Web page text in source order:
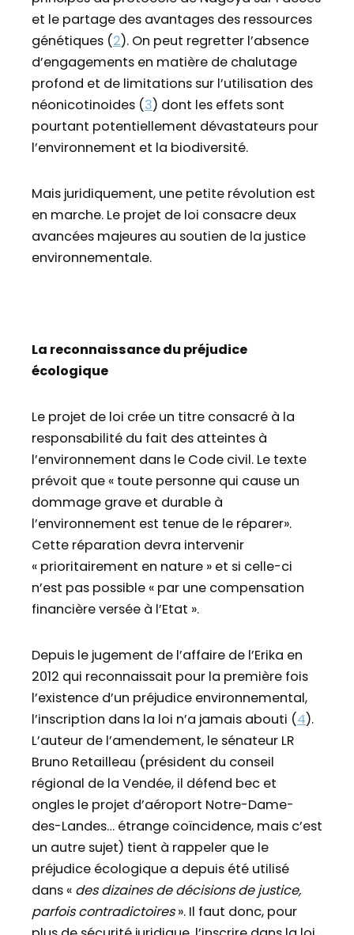
et le partage des avantages des ressources
génétiques (2). On peut regretter l’absence
d’engagements en matière de chalutage
profond et de limitations sur l’utilisation des
néonicotinoides (3) dont les effets sont
pourtant potentiellement dévastateurs pour
l’environnement et la biodiversité.
Mais juridiquement, une petite révolution est
en marche. Le projet de loi consacre deux
avancées majeures au soutien de la justice
environnementale.
La reconnaissance du préjudice
écologique
Le projet de loi crée un titre consacré à la
responsabilité du fait des atteintes à
l’environnement dans le Code civil. Le texte
prévoit que « toute personne qui cause un
dommage grave et durable à
l’environnement est tenue de le réparer».
Cette réparation devra intervenir
« prioritairement en nature » et si celle-ci
n’est pas possible « par une compensation
financière versée à l’Etat ».
Depuis le jugement de l’affaire de l’Erika en
2012 qui reconnaissait pour la première fois
l’existence d’un préjudice environnemental,
l’inscription dans la loi n’a jamais abouti (4).
L’auteur de l’amendement, le sénateur LR
Bruno Retailleau (président du conseil
régional de la Vendée, il défend bec et
ongles le projet d’aéroport Notre-Dame-
des-Landes… étrange coïncidence, mais c’est
un autre sujet) tient à rappeler que le
préjudice écologique a depuis été utilisé
dans « des dizaines de décisions de justice,
parfois contradictoires». Il faut donc, pour